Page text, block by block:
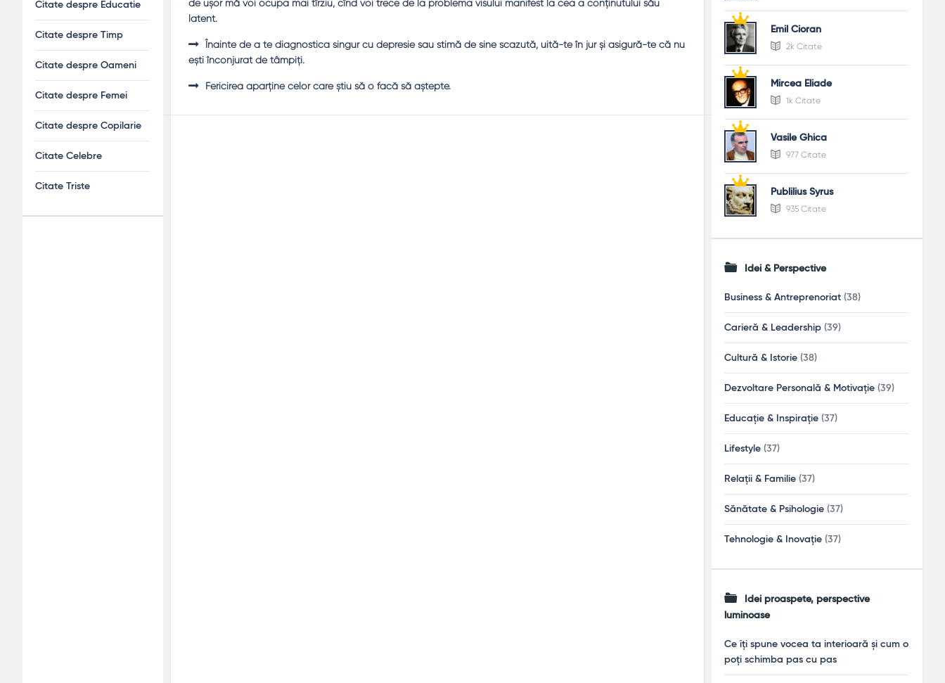
de uşor mă voi ocupa mai tîrziu, cînd voi trece de la problema visului manifest la cea a conţinutului său
latent.
Înainte de a te diagnostica singur cu depresie sau stimă de sine scazută, uită-te în jur şi asigură-te că nu
eşti înconjurat de tâmpiţi.
Fericirea aparţine celor care ştiu să o facă să aştepte.
Emil Cioran
2k Citate
Mircea Eliade
1k Citate
Vasile Ghica
977 Citate
Publilius Syrus
935 Citate
Idei & Perspective
Business & Antreprenoriat (38)
Carieră & Leadership (39)
Cultură & Istorie (38)
Dezvoltare Personală & Motivație (39)
Educație & Inspirație (37)
Lifestyle (37)
Relații & Familie (37)
Sănătate & Psihologie (37)
Tehnologie & Inovație (37)
Idei proaspete, perspective
luminoase
Ce îți spune vocea ta interioară și cum o
poți schimba pas cu pas
Citate despre Educatie
Citate despre Timp
Citate despre Oameni
Citate despre Femei
Citate despre Copilarie
Citate Celebre
Citate Triste